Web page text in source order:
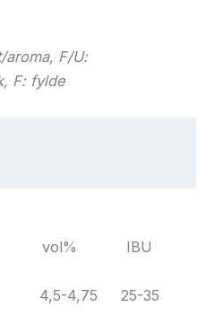
aroma, F/U:
F: fylde
IBU
4,5-4,75 25-35